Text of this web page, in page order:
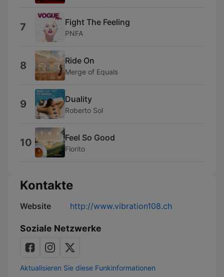
7 Fight The Feeling
PNFA
8 Ride On
Merge of Equals
9 Duality
Roberto Sol
10 Feel So Good
Florito
Kontakte
Website http://www.vibration108.ch
Soziale Netzwerke
Aktualisieren Sie diese Funkinformationen